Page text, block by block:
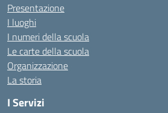
Presentazione
I luoghi
I numeri della scuola
Le carte della scuola
Organizzazione
La storia
I Servizi